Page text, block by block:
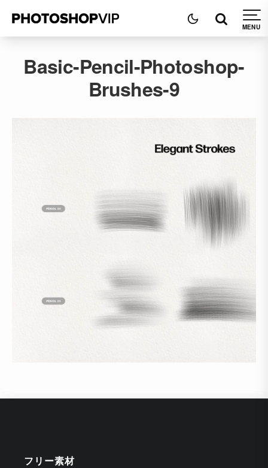
Basic-Pencil-Photoshop-
Brushes-9
フリー素材